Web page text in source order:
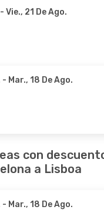
- Vie., 21 De Ago.
- Mar., 18 De Ago.
con
a Lisboa
- Mar., 18 De Ago.